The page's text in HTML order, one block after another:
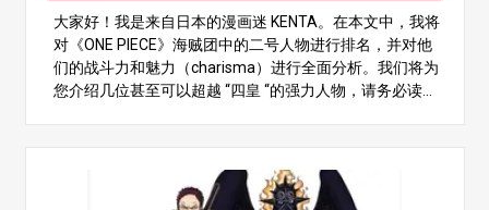
大家好！我是来自日本的漫画迷 KENTA。在本文中，我将
对《ONE PIECE》海贼团中的二号人物进行排名，并对他
们的战斗力和魅力（charisma）进行全面分析。我们将为
您介绍几位甚至可以超越 “四皇 “的强力人物，请务必读到
下，而他们的船长一般都是四皇或海贼七雄这样的最强人
物，对故事的发展起着至关重要的作用。在本文中，我们